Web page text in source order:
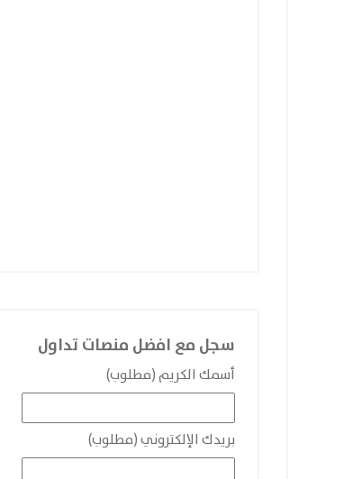
سجل مع افضل منصات تداول
أسمك الكريم (مطلوب)
بريدك الإلكتروني (مطلوب)